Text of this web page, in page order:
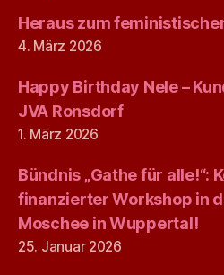
Heraus zum
4. März 2026
Happy Birthday Nele –
JVA Ronsdorf
1. März 2026
Bündnis „Gathe für alle!“:
finanzierter Workshop in
Moschee in Wuppertal!
25. Januar 2026